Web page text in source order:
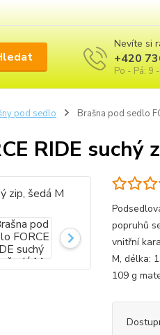
Nevíte si
+420
Po - Pá: 9
pod sedlo Brašna pod sedlo
RIDE suchý
popruhů
vnitřní
M, délka:
109 g